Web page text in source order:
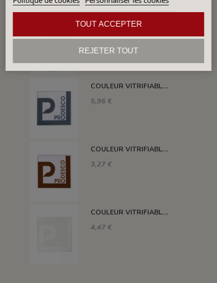
COULEUR VITRIFIABLE DÉCOR SANS PLOMB JAUNE VA105
4,57 €
COULEUR VITRIFIABLE DÉCOR SANS PLOMB GRIS VA116
5,96 €
COULEUR VITRIFIABLE DÉCOR SANS PLOMB CHOCOLAT VA109
3,27 €
COULEUR VITRIFIABLE DÉCOR SANS PLOMB BLANC VA103
4,47 €
REJETER TOUT
TOUT ACCEPTER